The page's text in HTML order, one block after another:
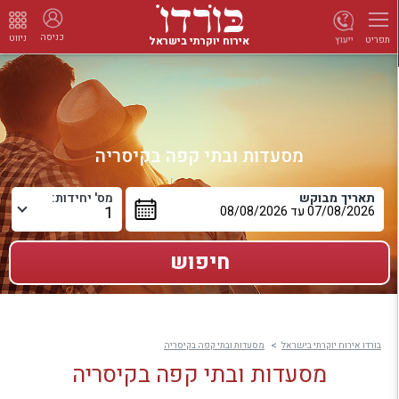
תפריט אירוח יוקרתי בישראל כניסה ניווט ייעוץ
מסעדות ובתי קפה בקיסריה
תאריך מבוקש מס' יחידות:
בורדו אירוח יוקרתי בישראל מסעדות ובתי קפה בקיסריה
מסעדות ובתי קפה בקיסריה